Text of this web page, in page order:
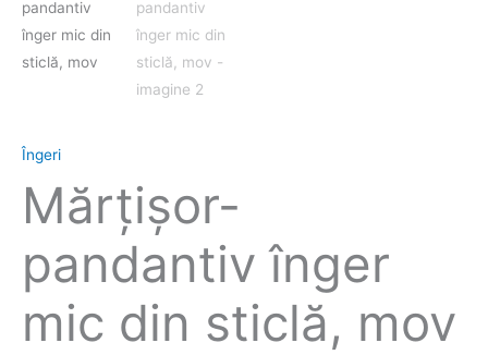
Îngeri
Mărţişor-
pandantiv înger
mic din sticlă, mov